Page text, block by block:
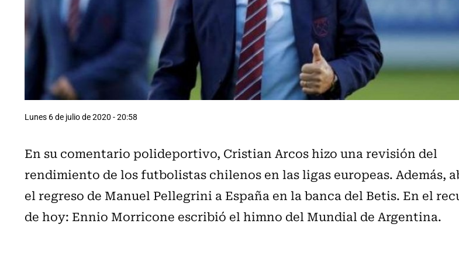
Lunes 6 de julio de 2020 - 20:58
En su comentario polideportivo, Cristian Arcos hizo una revisión del
rendimiento de los futbolistas chilenos en las ligas europeas. Además,
el regreso de Manuel Pellegrini a España en la banca del Betis. En el
de hoy: Ennio Morricone escribió el himno del Mundial de Argentina.